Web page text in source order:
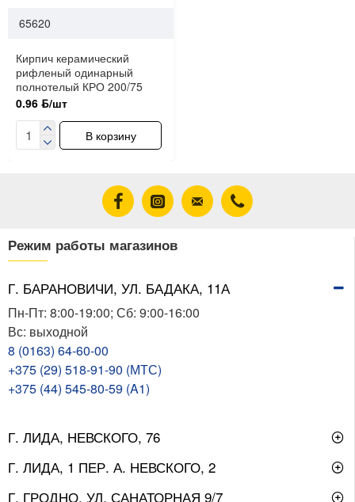
65620
Кирпич керамический
рифленый одинарный
полнотелый КРО 200/75
0.96 ƃ/шт
В корзину
Режим работы магазинов
Г. БАРАНОВИЧИ, УЛ. БАДАКА, 11А
Пн-Пт: 8:00-19:00; Сб: 9:00-16:00
Вс: выходной
8 (0163) 64-60-00
+375 (29) 518-91-90 (МТС)
+375 (44) 545-80-59 (A1)
Г. ЛИДА, НЕВСКОГО, 76
Г. ЛИДА, 1 ПЕР. А. НЕВСКОГО, 2
Г. ГРОДНО, УЛ. САНАТОРНАЯ 9/7